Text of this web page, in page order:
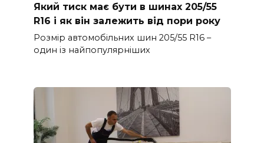
Який тиск має бути в шинах 205/55
R16 і як він залежить від пори року
Розмір автомобільних шин 205/55 R16 –
один із найпопулярніших